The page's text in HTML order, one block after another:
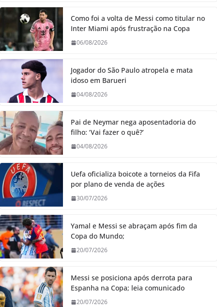
Como foi a volta de Messi como titular no
Inter Miami após frustração na Copa
06/08/2026
Jogador do São Paulo atropela e mata
idoso em Barueri
04/08/2026
Pai de Neymar nega aposentadoria do
filho: ‘Vai fazer o quê?’
04/08/2026
Uefa oficializa boicote a torneios da Fifa
por plano de venda de ações
30/07/2026
Yamal e Messi se abraçam após fim da
Copa do Mundo;
20/07/2026
Messi se posiciona após derrota para
Espanha na Copa; leia comunicado
20/07/2026